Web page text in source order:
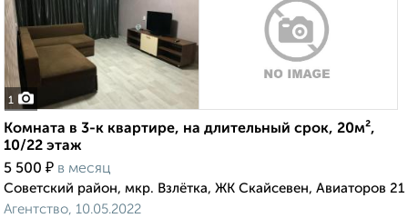
1
Комната в 3-к квартире, на длительный срок, 20м²,
10/22 этаж
5 500 ₽ в месяц
Советский район, мкр. Взлётка, ЖК Скайсевен, Авиаторов 21
Агентство, 10.05.2022